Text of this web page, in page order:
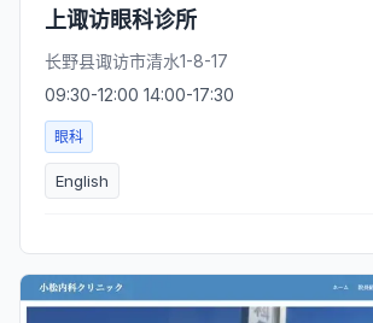
上诹访眼科诊所
长野县诹访市清水1-8-17
09:30-12:00 14:00-17:30
眼科
English